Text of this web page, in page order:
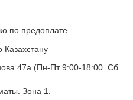
по предоплате.
47а (Пн-Пт 9:00-18:00. Сб
Зона 1.